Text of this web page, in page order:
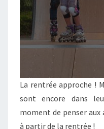
La rentrée approche !
sont encore dans
moment de penser
à partir de la rentrée !